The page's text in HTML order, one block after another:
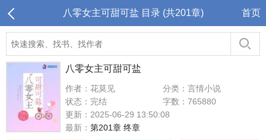
八零女主可甜可盐 目录 (共201章) 首页
八零女主可甜可盐
作者：花莫见
分类：言情小说
状态：完结
字数：765880
更新：2025-06-29 13:50:08
最新： 第201章 终章